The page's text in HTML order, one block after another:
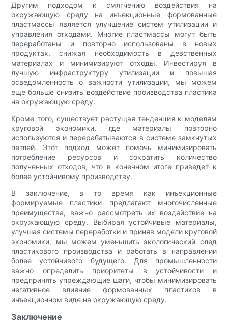
Другим подходом к смягчению воздействия на
окружающую среду на инъекционные формованные
пластмассы является улучшение систем утилизации и
управления отходами. Многие пластмассы могут быть
переработаны и повторно использованы в новых
продуктах, снижая необходимость в девственных
материалах и минимизируют отходы. Инвестируя в
лучшую инфраструктуру утилизации и повышая
осведомленность о важности утилизации, мы можем
еще больше снизить воздействие производства пластика
на окружающую среду.
Кроме того, существует растущая тенденция к моделям
круговой экономики, где материалы повторно
используются и перерабатываются в системе замкнутых
петлей. Этот подход может помочь минимизировать
потребление ресурсов и сократить количество
полученных отходов, что в конечном итоге приведет к
более устойчивому производству.
В заключение, в то время как инъекционные
формируемые пластики предлагают многочисленные
преимущества, важно рассмотреть их воздействие на
окружающую среду. Выбирая устойчивые материалы,
улучшая системы переработки и приняв модели круговой
экономики, мы можем уменьшить экологический след
пластикового производства и работать в направлении
более устойчивого будущего. Для промышленности
важно определить приоритеты в устойчивости и
предпринять упреждающие шаги, чтобы минимизировать
негативное влияние формованных пластиков в
инъекционном виде на окружающую среду.
Заключение